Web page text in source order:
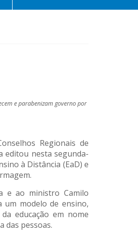
e parabenizam governo por
Regionais de
editou nesta segunda-
à Distância (EaD) e
e ao ministro Camilo
um modelo de ensino,
educação em nome
das pessoas.